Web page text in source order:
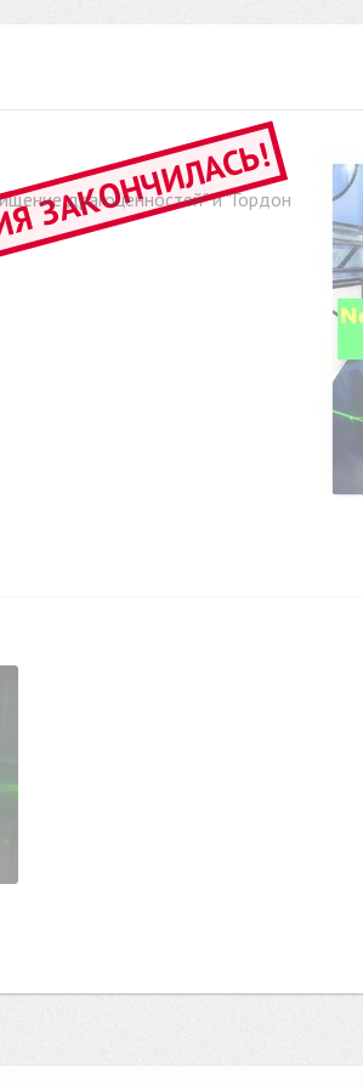
ЗАКОНЧИЛАСЬ!
драгоценностей" и "Гордон